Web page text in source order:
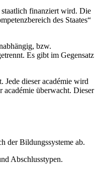
staatlich finanziert wird. Die
des Staates“
bzw.
Es gibt im Gegensatz
Jede dieser académie wird
académie überwacht. Dieser
der Bildungssysteme ab.
Abschlusstypen.